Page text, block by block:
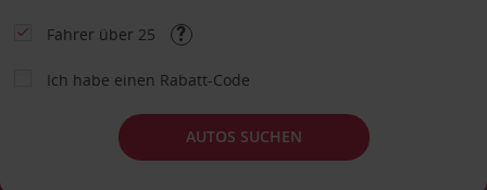
Fahrer über 25
Ich habe einen Rabatt-Code
AUTOS SUCHEN